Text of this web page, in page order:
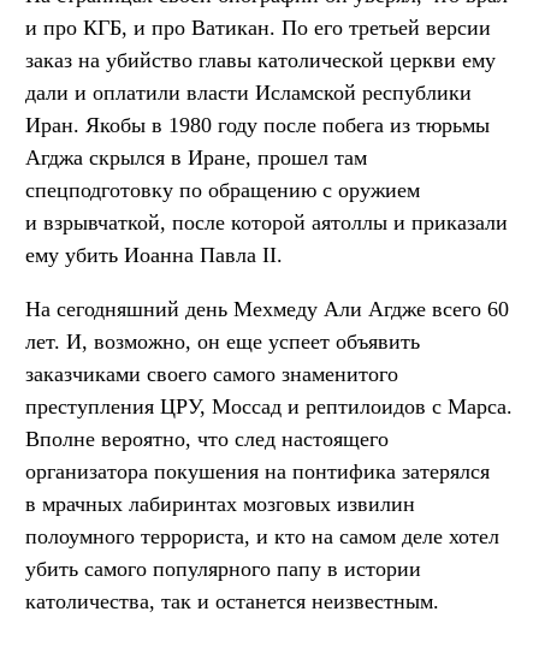
и про КГБ, и про Ватикан. По его третьей версии
заказ на убийство главы католической церкви ему
дали и оплатили власти Исламской республики
Иран. Якобы в 1980 году после побега из тюрьмы
Агджа скрылся в Иране, прошел там
спецподготовку по обращению с оружием
и взрывчаткой, после которой аятоллы и приказали
ему убить Иоанна Павла II.
На сегодняшний день Мехмеду Али Агдже всего 60
лет. И, возможно, он еще успеет объявить
заказчиками своего самого знаменитого
преступления ЦРУ, Моссад и рептилоидов с Марса.
Вполне вероятно, что след настоящего
организатора покушения на понтифика затерялся
в мрачных лабиринтах мозговых извилин
полоумного террориста, и кто на самом деле хотел
убить самого популярного папу в истории
католичества, так и останется неизвестным.